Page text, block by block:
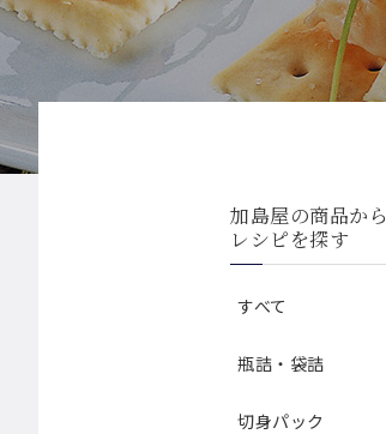
加島屋の商品から
レシピを探す
すべて
瓶詰・袋詰
切身パック